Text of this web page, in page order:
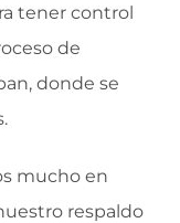
tener control
de
donde se
mucho en
respaldo